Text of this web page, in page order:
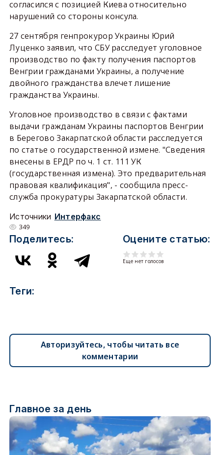
согласился с позицией Киева относительно
нарушений со стороны консула.
27 сентября генпрокурор Украины Юрий
Луценко заявил, что СБУ расследует уголовное
производство по факту получения паспортов
Венгрии гражданами Украины, а получение
двойного гражданства влечет лишение
гражданства Украины.
Уголовное производство в связи с фактами
выдачи гражданам Украины паспортов Венгрии
в Берегово Закарпатской области расследуется
по статье о государственной измене. "Сведения
внесены в ЕРДР по ч. 1 ст. 111 УК
(государственная измена). Это предварительная
правовая квалификация", - сообщила пресс-
служба прокуратуры Закарпатской области.
Источники Интерфакс
349
Поделитесь: Оцените статью:
Еще нет голосов
Теги:
Авторизуйтесь, чтобы читать все
комментарии
Главное за день